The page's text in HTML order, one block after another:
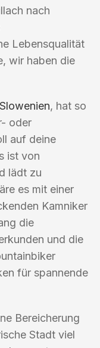
nach
Lebensqualität
wir haben die
Slowenien, hat so
oder
auf deine
ist von
lädt zu
es mit einer
Kamniker
die
und die
für spannende
Bereicherung
Stadt viel